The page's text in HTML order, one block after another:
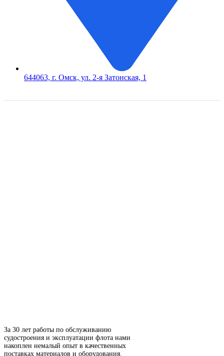
644063, г. Омск, ул. 2-я Затонская, 1
За 30 лет работы по обслуживанию
судостроения и эксплуатации флота нами
накоплен немалый опыт в качественных
поставках материалов и оборудования.